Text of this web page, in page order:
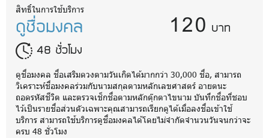
สิทธิ์ในการใช้บริการ
ดูชื่อมงคล
48 ชั่วโมง
120 บาท
ดูชื่อมงคล ชื่อเสริมดวงตามวันเกิดได้มากกว่า 30,000 ชื่อ, สามารถ
วิเคราะห์ชื่อมงคลร่วมกับนามสกุลตามหลักเลขศาสตร์ อายตนะ
ถอดรหัสชีวิต และตรวจเช็กชื่อตามหลักตุ๊กตาไขนาม บันทึกชื่อที่ชอบ
ไว้เป็นรายชื่อส่วนตัวเฉพาะคุณสามารถเรียกดูได้เมื่อลงชื่อเข้าใช้
บริการ สามารถใช้บริการดูชื่อมงคลได้โดยไม่จำกัดจำนวนวันจนกว่าจะ
ครบ 48 ชั่วโมง